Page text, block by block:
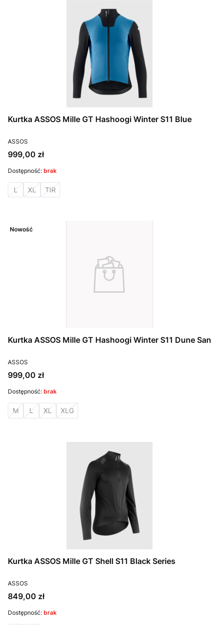
Kurtka ASSOS Mille GT Hashoogi Winter S11 Blue
PRODUCENT
ASSOS
Cena
999,00 zł
Dostępność: brak
L XL TIR
Nowość
Kurtka ASSOS Mille GT Hashoogi Winter S11 Dune San
PRODUCENT
ASSOS
Cena
999,00 zł
Dostępność: brak
M L XL XLG
Kurtka ASSOS Mille GT Shell S11 Black Series
PRODUCENT
ASSOS
Cena
849,00 zł
Dostępność: brak